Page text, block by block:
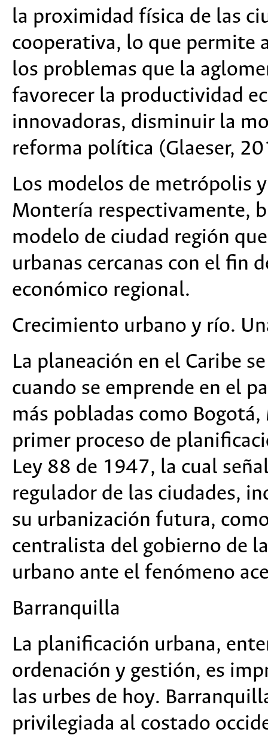
la proximidad física de las
cooperativa, lo que permite
los problemas que la
favorecer la productividad
innovadoras, disminuir la
reforma política (Glaeser,
Los modelos de metrópolis
Montería respectivamente,
modelo de ciudad región
urbanas cercanas con el fin
económico regional.
Crecimiento urbano y río.
La planeación en el Caribe
cuando se emprende en el
más pobladas como
primer proceso de
Ley 88 de 1947, la cual
regulador de las ciudades,
su urbanización futura,
centralista del gobierno de
urbano ante el fenómeno
Barranquilla
La planificación urbana,
ordenación y gestión, es
las urbes de hoy.
privilegiada al costado